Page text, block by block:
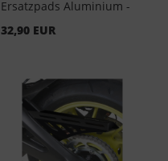
Ersatzpads Aluminium -
32,90 EUR